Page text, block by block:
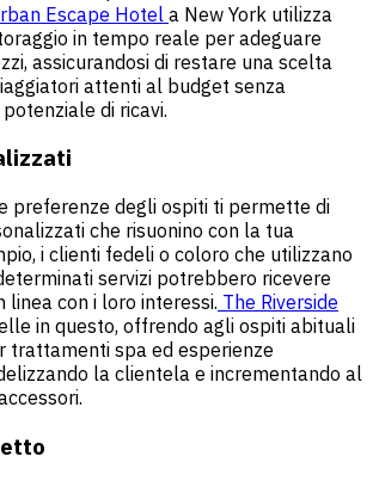
Escape Hotel a New York utilizza
in tempo reale per adeguare
assicurandosi di restare una scelta
attenti al budget senza
di ricavi.
preferenze degli ospiti ti permette di
che risuonino con la tua
i clienti fedeli o coloro che utilizzano
servizi potrebbero ricevere
linea con i loro interessi. The Riverside
in questo, offrendo agli ospiti abituali
trattamenti spa ed esperienze
la clientela e incrementando al